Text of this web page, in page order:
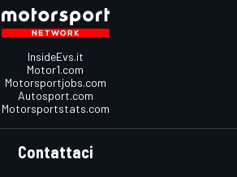
InsideEvs.it
Motor1.com
Motorsportjobs.com
Autosport.com
Motorsportstats.com
Contattaci